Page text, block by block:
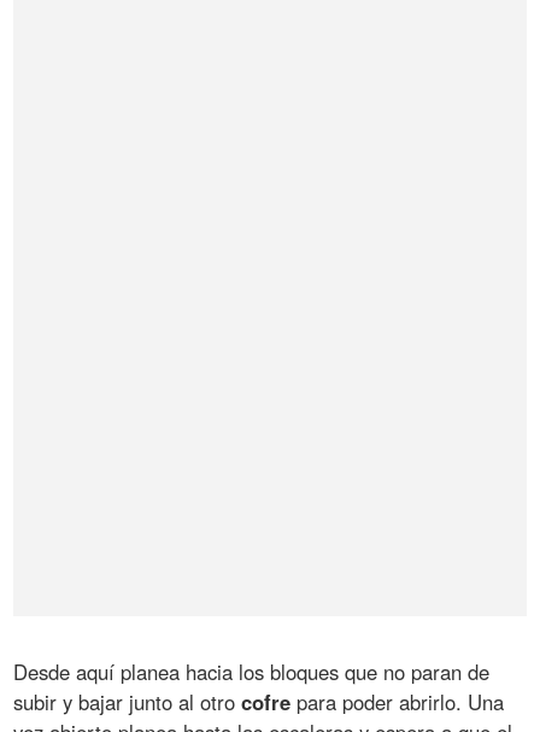
Desde aquí planea hacia los bloques que no paran de
subir y bajar junto al otrocofre para poder abrirlo. Una